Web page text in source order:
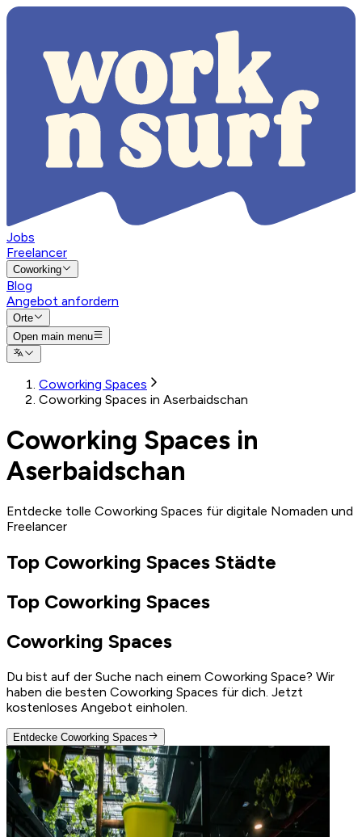
Jobs
Freelancer
Coworking
Blog
Angebot anfordern
Orte
Open main menu
Coworking Spaces
Coworking Spaces in Aserbaidschan
Coworking Spaces in
Aserbaidschan
Entdecke tolle Coworking Spaces für digitale Nomaden und
Freelancer
Top Coworking Spaces Städte
Top Coworking Spaces
Coworking Spaces
Du bist auf der Suche nach einem Coworking Space? Wir
haben die besten Coworking Spaces für dich. Jetzt
kostenloses Angebot einholen.
Entdecke Coworking Spaces